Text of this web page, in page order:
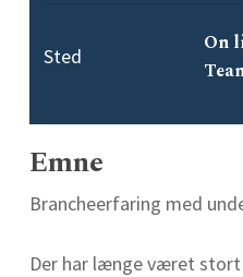
Sted
On
Emne
Brancheerfaring med
Der har længe været